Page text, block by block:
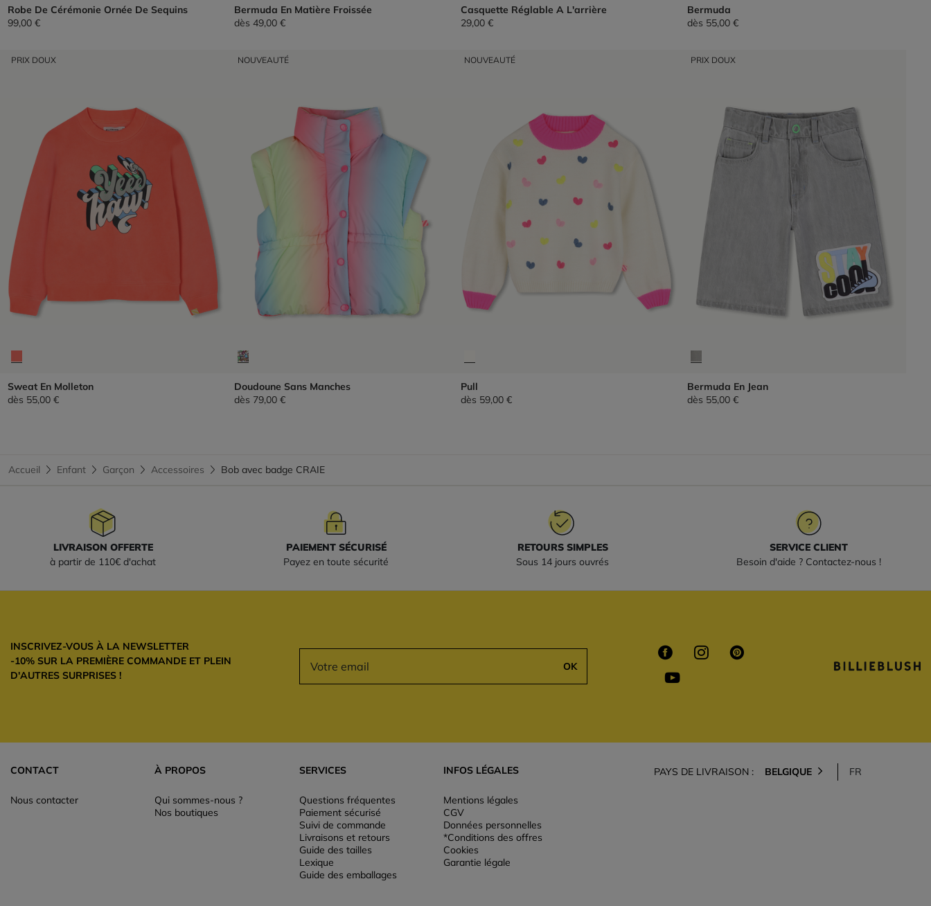
Robe De Cérémonie Ornée De Sequins
99,00 €
Bermuda En Matière Froissée
dès 49,00 €
Casquette Réglable A L'arrière
29,00 €
Bermuda
dès 55,00 €
PRIX DOUX
Sweat En Molleton
dès 55,00 €
NOUVEAUTÉ
Doudoune Sans Manches
dès 79,00 €
NOUVEAUTÉ
Pull
dès 59,00 €
PRIX DOUX
Bermuda En Jean
dès 55,00 €
Accueil Enfant Garçon Accessoires Bob avec badge CRAIE
LIVRAISON OFFERTE
à partir de 110€ d'achat
PAIEMENT SÉCURISÉ
Payez en toute sécurité
RETOURS SIMPLES
Sous 14 jours ouvrés
SERVICE CLIENT
Besoin d'aide ? Contactez-nous !
INSCRIVEZ-VOUS À LA NEWSLETTER
-10% SUR LA PREMIÈRE COMMANDE ET PLEIN
D'AUTRES SURPRISES !
OK
CONTACT
Nous contacter
À PROPOS
Qui sommes-nous ?
Nos boutiques
SERVICES
Questions fréquentes
Paiement sécurisé
Suivi de commande
Livraisons et retours
Guide des tailles
Lexique
Guide des emballages
INFOS LÉGALES
Mentions légales
CGV
Données personnelles
*Conditions des offres
Cookies
Garantie légale
PAYS DE LIVRAISON : BELGIQUE FR